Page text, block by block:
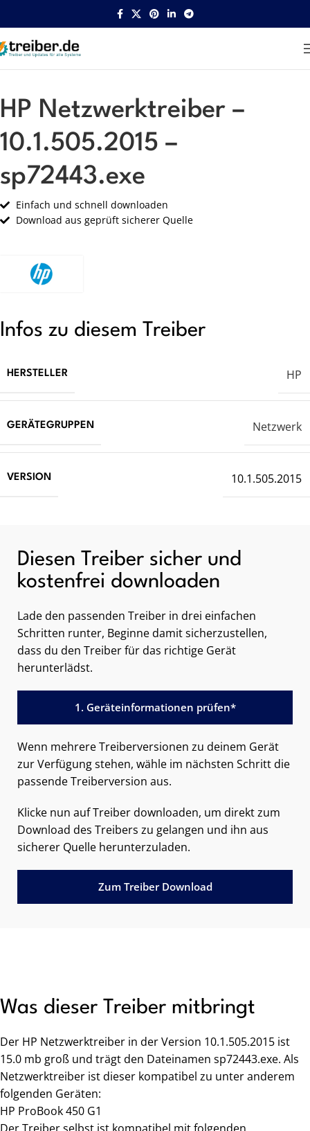
Startseite HP Netzwerk
HP Netzwerktreiber –
10.1.505.2015 –
sp72443.exe
Einfach und schnell downloaden
Download aus geprüft sicherer Quelle
Infos zu diesem Treiber
HERSTELLER HP
GERÄTEGRUPPEN Netzwerk
VERSION 10.1.505.2015
Diesen Treiber sicher und
kostenfrei downloaden
Lade den passenden Treiber in drei einfachen
Schritten runter, Beginne damit sicherzustellen,
dass du den Treiber für das richtige Gerät
herunterlädst.
1. Geräteinformationen prüfen*
Wenn mehrere Treiberversionen zu deinem Gerät
zur Verfügung stehen, wähle im nächsten Schritt die
passende Treiberversion aus.
Klicke nun auf Treiber downloaden, um direkt zum
Download des Treibers zu gelangen und ihn aus
sicherer Quelle herunterzuladen.
Zum Treiber Download
Was dieser Treiber mitbringt
Der HP Netzwerktreiber in der Version 10.1.505.2015 ist
15.0 mb groß und trägt den Dateinamen sp72443.exe. Als
Netzwerktreiber ist dieser kompatibel zu unter anderem
folgenden Geräten:
HP ProBook 450 G1